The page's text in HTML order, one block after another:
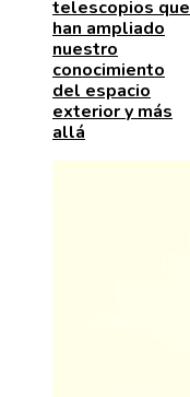
telescopios que
han ampliado
nuestro
conocimiento
del espacio
exterior y más
allá